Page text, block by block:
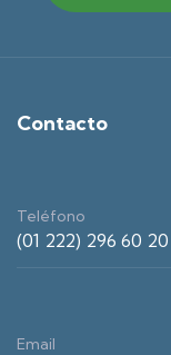
Contacto
Teléfono
(01 222) 296 60 20
Email